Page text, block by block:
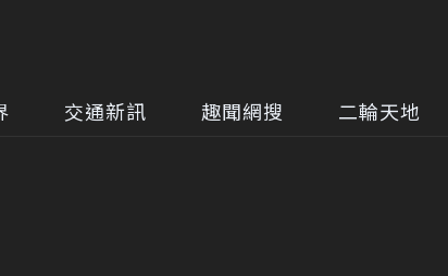
交通新訊 趣聞網搜 二輪天地